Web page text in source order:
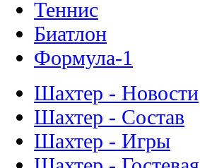
Теннис
Биатлон
Формула-1
Шахтер - Новости
Шахтер - Состав
Шахтер - Игры